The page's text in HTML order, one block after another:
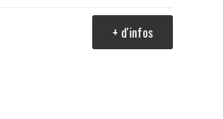
+ d'infos